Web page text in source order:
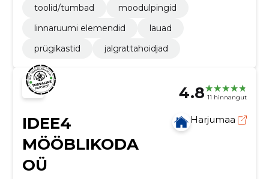
toolid/tumbad
moodulpingid
linnaruumi elemendid
lauad
prügikastid
jalgrattahoidjad
4.8 11 hinnangut
IDEE4
MÖÖBLIKODA
OÜ
Harjumaa